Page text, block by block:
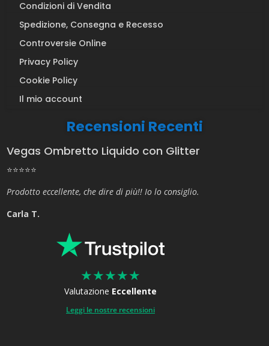
Condizioni di Vendita
Spedizione, Consegna e Recesso
Controversie Online
Privacy Policy
Cookie Policy
Il mio account
Recensioni Recenti
Vegas Ombretto Liquido con Glitter
⭐⭐⭐⭐⭐
Prodotto eccellente, che dire di più!! Io lo consiglio.
Carla T.
★★★★★
Valutazione Eccellente
Leggi le nostre recensioni